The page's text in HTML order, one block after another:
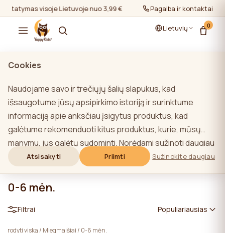
visoje Lietuvoje nuo 3,99 € Pristatymas visoje
Pagalba ir kontaktai
Lietuvių 0
0-6 mėn.
Filtrai Populiariausias
rodyti viską/ Miegmaišiai/ 0-6 mėn.
Cookies
Naudojame savo ir trečiųjų šalių slapukus, kad
išsaugotume jūsų apsipirkimo istoriją ir surinktume
informaciją apie anksčiau įsigytus produktus, kad
galėtume rekomenduoti kitus produktus, kurie, mūsų
manymu, jus galėtų sudominti. Norėdami sužinoti daugiau
apie mūsų slapukų politiką, spustelėkite mygtuką
"Sužinoti daugiau". Galite sutikti su visais slapukais
spustelėdami mygtuką "Sutikti su visais" arba atsisakyti
svetainės naudotojas paspaudžia mygtuką "Atsisakyti
Atsisakyti Priimti Sužinokite daugiau